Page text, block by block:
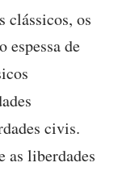
clássicos, os
espessa de
civis.
as liberdades